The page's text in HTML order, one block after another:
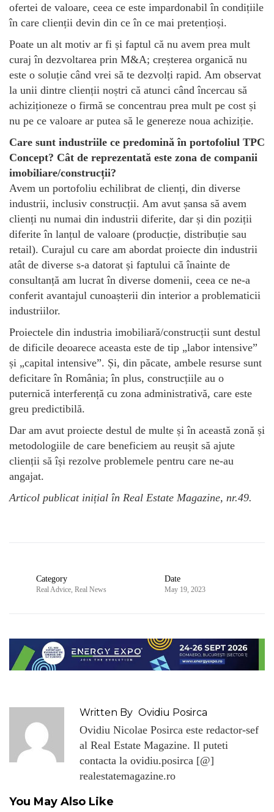
ofertei de valoare, ceea ce este impardonabil în condițiile
în care clienții devin din ce în ce mai pretențioși.
Poate un alt motiv ar fi și faptul că nu avem prea mult
curaj în dezvoltarea prin M&A; creșterea organică nu
este o soluție când vrei să te dezvolți rapid. Am observat
la unii dintre clienții noștri că atunci când încercau să
achiziționeze o firmă se concentrau prea mult pe cost și
nu pe ce valoare ar putea să le genereze noua achiziție.
Care sunt industriile ce predomină în portofoliul TPC
Concept? Cât de reprezentată este zona de companii
imobiliare/construcții?
Avem un portofoliu echilibrat de clienți, din diverse
industrii, inclusiv construcții. Am avut șansa să avem
clienți nu numai din industrii diferite, dar și din poziții
diferite în lanțul de valoare (producție, distribuție sau
retail). Curajul cu care am abordat proiecte din industrii
atât de diverse s-a datorat și faptului că înainte de
consultanță am lucrat în diverse domenii, ceea ce ne-a
conferit avantajul cunoașterii din interior a problematicii
industriilor.
Proiectele din industria imobiliară/construcții sunt destul
de dificile deoarece aceasta este de tip „labor intensive”
și „capital intensive”. Și, din păcate, ambele resurse sunt
deficitare în România; în plus, construcțiile au o
puternică interferență cu zona administrativă, care este
greu predictibilă.
Dar am avut proiecte destul de multe și în această zonă și
metodologiile de care beneficiem au reușit să ajute
clienții să își rezolve problemele pentru care ne-au
angajat.
Articol publicat inițial în Real Estate Magazine, nr.49.
Category
Real Advice, Real News
Date
May 19, 2023
Written By Ovidiu Posirca
Ovidiu Nicolae Posirca este redactor-sef
al Real Estate Magazine. Il puteti
contacta la ovidiu.posirca [@]
realestatemagazine.ro
You May Also Like